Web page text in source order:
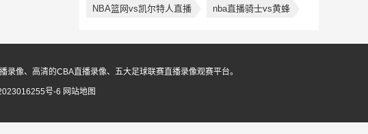
NBA篮网vs凯尔特人直播 nba直播骑士vs黄蜂
像、高清的CBA直播录像、五大足球联赛直播录像观赛平台。
号-6 网站地图